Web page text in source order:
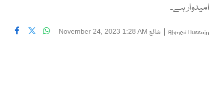
امیدوار ہے۔
Ahmed Hussain
| شائع November 24, 2023 1:28 AM